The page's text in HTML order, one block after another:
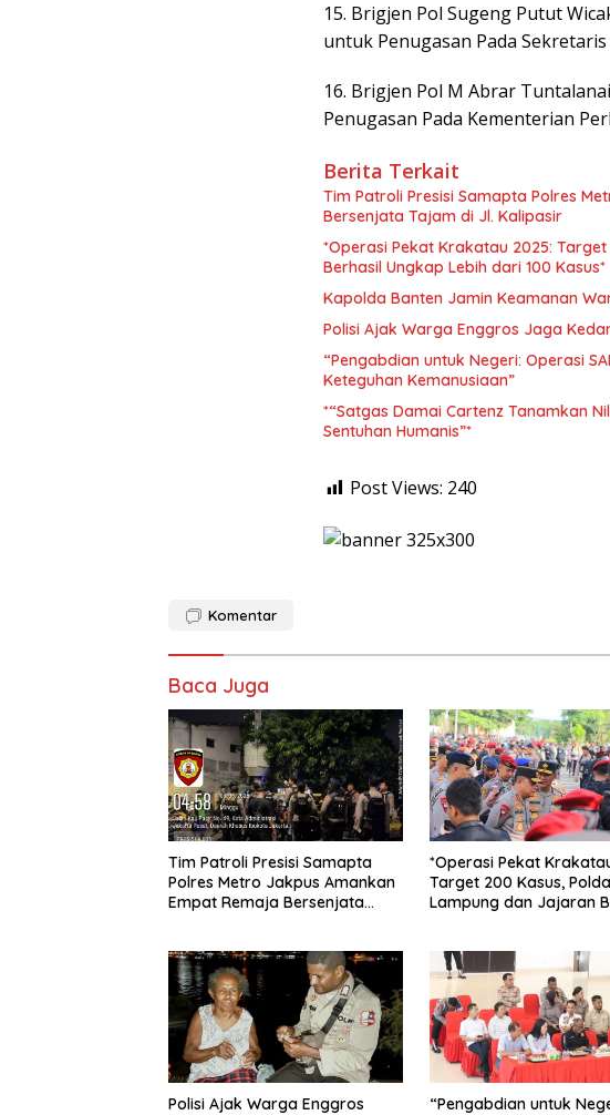
15. Brigjen Pol Sugeng Putut
untuk Penugasan Pada Sekretaris
16. Brigjen Pol M Abrar
Penugasan Pada Kementerian
Berita Terkait
Tim Patroli Presisi Samapta Polres
Bersenjata Tajam di Jl. Kalipasir
*Operasi Pekat Krakatau 2025:
Berhasil Ungkap Lebih dari 100 Kasus*
Kapolda Banten Jamin Keamanan
Polisi Ajak Warga Enggros Jaga
“Pengabdian untuk Negeri: Operasi
Keteguhan Kemanusiaan”
*“Satgas Damai Cartenz Tanamkan
Sentuhan Humanis”*
Post Views: 240
Komentar
Baca Juga
Tim Patroli Presisi Samapta
Polres Metro Jakpus Amankan
Empat Remaja Bersenjata
*Operasi Pekat
Target 200 Kasus, Polda
Lampung dan Jajaran
Polisi Ajak Warga Enggros
“Pengabdian untuk